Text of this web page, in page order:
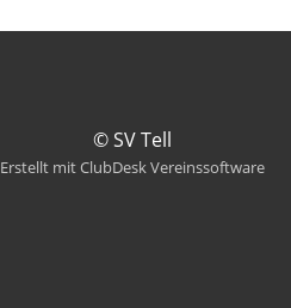
© SV Tell
Erstellt mit ClubDesk Vereinssoftware